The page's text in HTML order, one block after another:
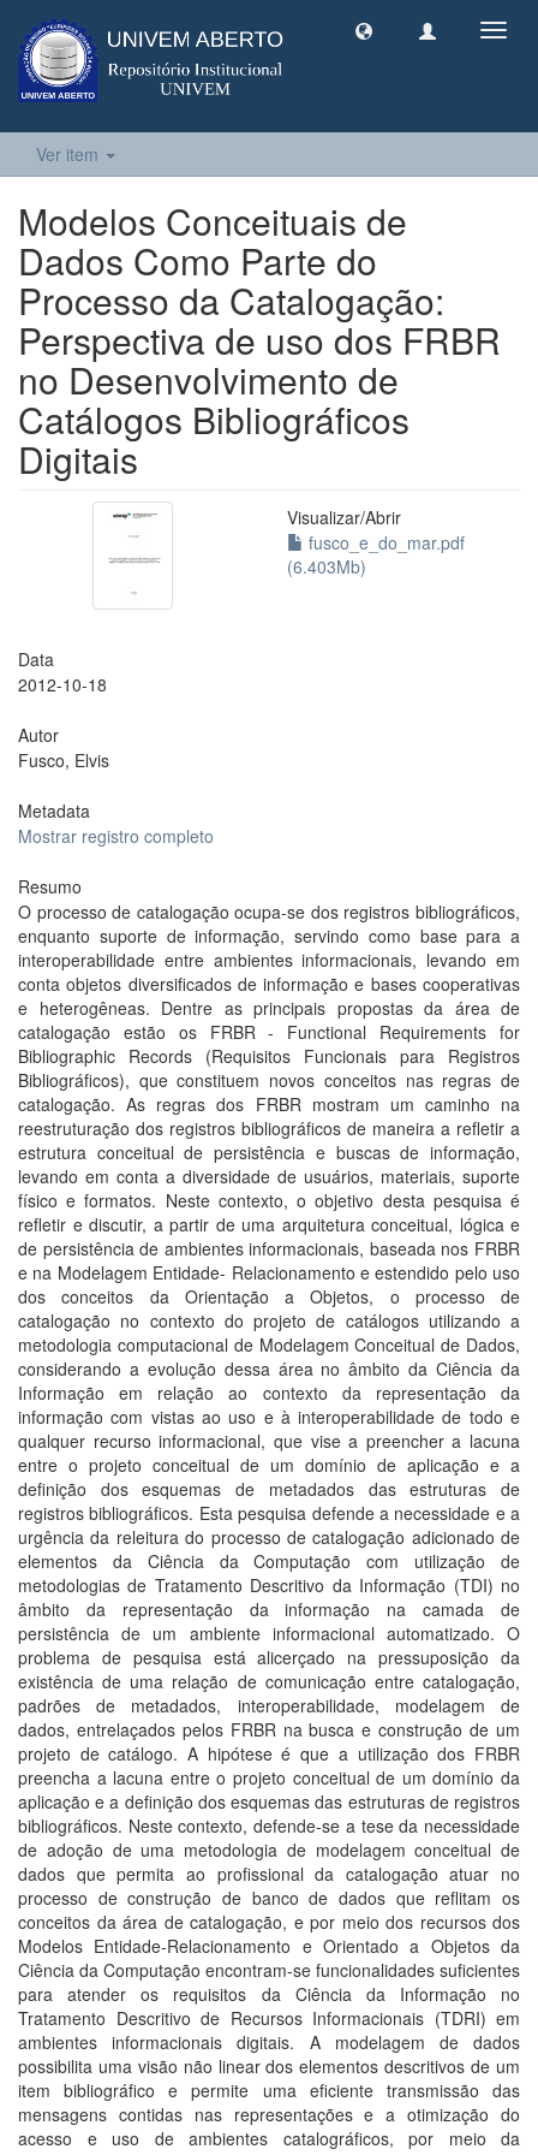
Ver item
Modelos Conceituais de
Dados Como Parte do
Processo da Catalogação:
Perspectiva de uso dos FRBR
no Desenvolvimento de
Catálogos Bibliográficos
Digitais
Visualizar/Abrir
fusco_e_do_mar.pdf
(6.403Mb)
Data
2012-10-18
Autor
Fusco, Elvis
Metadata
Mostrar registro completo
Resumo
O processo de catalogação ocupa-se dos registros bibliográficos,
enquanto suporte de informação, servindo como base para a
interoperabilidade entre ambientes informacionais, levando em
conta objetos diversificados de informação e bases cooperativas
e heterogêneas. Dentre as principais propostas da área de
catalogação estão os FRBR - Functional Requirements for
Bibliographic Records (Requisitos Funcionais para Registros
Bibliográficos), que constituem novos conceitos nas regras de
catalogação. As regras dos FRBR mostram um caminho na
reestruturação dos registros bibliográficos de maneira a refletir a
estrutura conceitual de persistência e buscas de informação,
levando em conta a diversidade de usuários, materiais, suporte
físico e formatos. Neste contexto, o objetivo desta pesquisa é
refletir e discutir, a partir de uma arquitetura conceitual, lógica e
de persistência de ambientes informacionais, baseada nos FRBR
e na Modelagem Entidade- Relacionamento e estendido pelo uso
dos conceitos da Orientação a Objetos, o processo de
catalogação no contexto do projeto de catálogos utilizando a
metodologia computacional de Modelagem Conceitual de Dados,
considerando a evolução dessa área no âmbito da Ciência da
Informação em relação ao contexto da representação da
informação com vistas ao uso e à interoperabilidade de todo e
qualquer recurso informacional, que vise a preencher a lacuna
entre o projeto conceitual de um domínio de aplicação e a
definição dos esquemas de metadados das estruturas de
registros bibliográficos. Esta pesquisa defende a necessidade e a
urgência da releitura do processo de catalogação adicionado de
elementos da Ciência da Computação com utilização de
metodologias de Tratamento Descritivo da Informação (TDI) no
âmbito da representação da informação na camada de
persistência de um ambiente informacional automatizado. O
problema de pesquisa está alicerçado na pressuposição da
existência de uma relação de comunicação entre catalogação,
padrões de metadados, interoperabilidade, modelagem de
dados, entrelaçados pelos FRBR na busca e construção de um
projeto de catálogo. A hipótese é que a utilização dos FRBR
preencha a lacuna entre o projeto conceitual de um domínio da
aplicação e a definição dos esquemas das estruturas de registros
bibliográficos. Neste contexto, defende-se a tese da necessidade
de adoção de uma metodologia de modelagem conceitual de
dados que permita ao profissional da catalogação atuar no
processo de construção de banco de dados que reflitam os
conceitos da área de catalogação, e por meio dos recursos dos
Modelos Entidade-Relacionamento e Orientado a Objetos da
Ciência da Computação encontram-se funcionalidades suficientes
para atender os requisitos da Ciência da Informação no
Tratamento Descritivo de Recursos Informacionais (TDRI) em
ambientes informacionais digitais. A modelagem de dados
possibilita uma visão não linear dos elementos descritivos de um
item bibliográfico e permite uma eficiente transmissão das
mensagens contidas nas representações e a otimização do
acesso e uso de ambientes catalográficos, por meio da